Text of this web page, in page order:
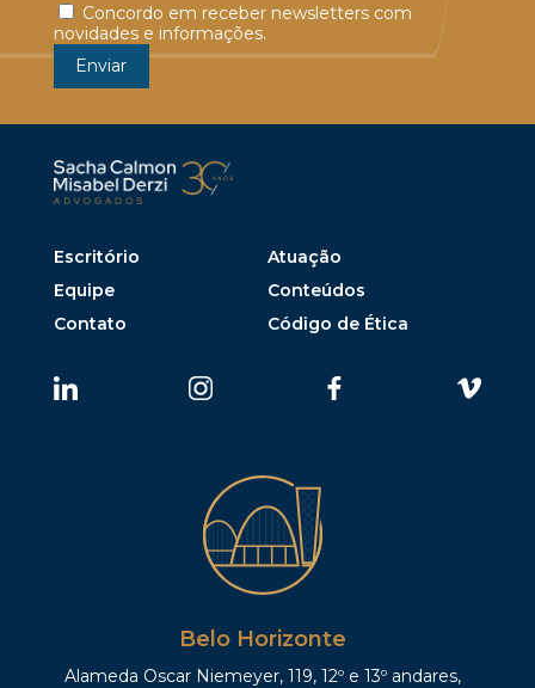
Concordo em receber newsletters com
novidades e informações.
Escritório
Atuação
Equipe
Conteúdos
Contato
Código de Ética
Belo Horizonte
Alameda Oscar Niemeyer, 119, 12º e 13º andares,